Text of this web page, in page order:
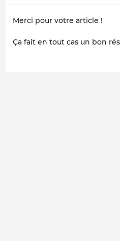
Merci pour votre article !
Ça fait en tout cas un bon